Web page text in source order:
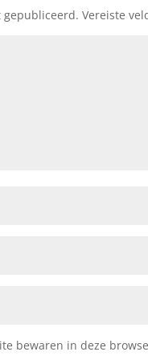
Vereiste
bewaren in deze